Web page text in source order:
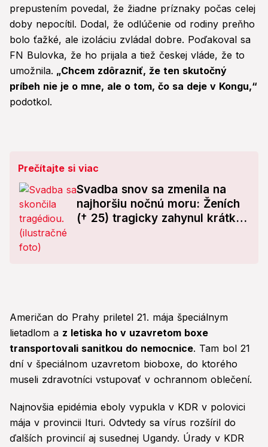
prepustením povedal, že žiadne príznaky počas celej
doby nepocítil. Dodal, že odlúčenie od rodiny preňho
bolo ťažké, ale izoláciu zvládal dobre. Poďakoval sa
FN Bulovka, že ho prijala a tiež českej vláde, že to
umožnila. „Chcem zdôrazniť, že ten skutočný
príbeh nie je o mne, ale o tom, čo sa deje v Kongu,“
podotkol.
Prečítajte si viac
Svadba snov sa zmenila na
najhoršiu nočnú moru: Ženích
(† 25) tragicky zahynul krátko
Američan do Prahy priletel 21. mája špeciálnym
lietadlom a z letiska ho v uzavretom boxe
transportovali sanitkou do nemocnice. Tam bol 21
dní v špeciálnom uzavretom bioboxe, do ktorého
museli zdravotníci vstupovať v ochrannom oblečení.
Najnovšia epidémia eboly vypukla v KDR v polovici
mája v provincii Ituri. Odvtedy sa vírus rozšíril do
ďalších provincií aj susednej Ugandy. Úrady v KDR